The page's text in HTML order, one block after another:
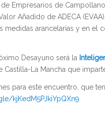
de Empresarios de
Añadido de ADECA
medidas arancelarias y en el
Desayuno será la
Castilla-La Mancha que
para este encuentro, que
kjKedM5PJkiYpQXn9